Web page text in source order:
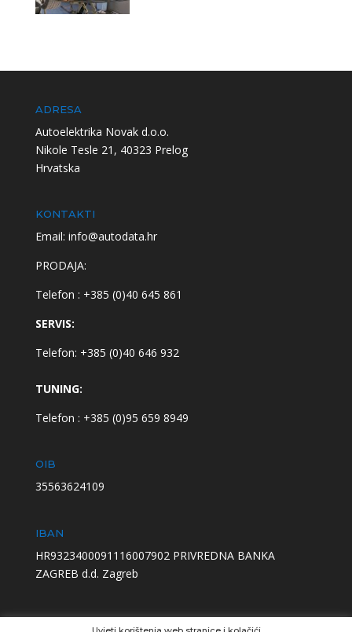
ADRESA
Autoelektrika Novak d.o.o.
Nikole Tesle 21, 40323 Prelog
Hrvatska
KONTAKTI
Email: info@autodata.hr
PRODAJA:
Telefon : +385 (0)40 645 861
SERVIS:
Telefon: +385 (0)40 646 932
TUNING:
Telefon : +385 (0)95 659 8949
OIB
35563624109
IBAN
HR9323400091116007902 PRIVREDNA BANKA
ZAGREB d.d. Zagreb